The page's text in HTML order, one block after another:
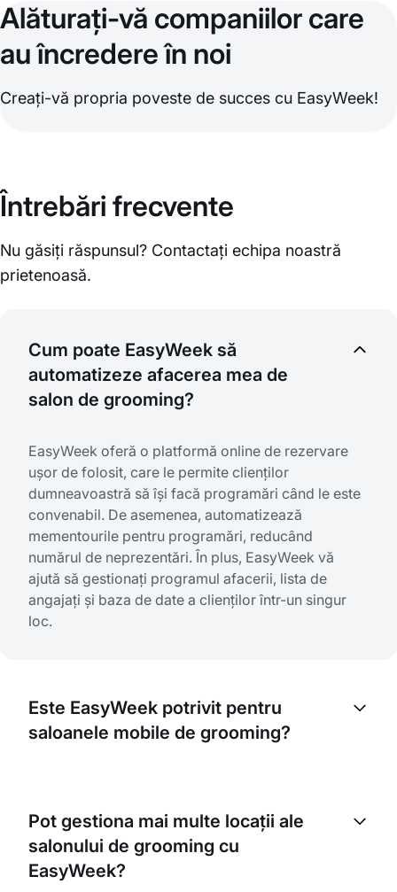
Alăturați-vă companiilor care
au încredere în noi
Creați-vă propria poveste de succes cu EasyWeek!
Întrebări frecvente
Nu găsiți răspunsul? Contactați echipa noastră
prietenoasă.
Cum poate EasyWeek să
automatizeze afacerea mea de
salon de grooming?
EasyWeek oferă o platformă online de rezervare
ușor de folosit, care le permite clienților
dumneavoastră să își facă programări când le este
convenabil. De asemenea, automatizează
mementourile pentru programări, reducând
numărul de neprezentări. În plus, EasyWeek vă
ajută să gestionați programul afacerii, lista de
angajați și baza de date a clienților într-un singur
loc.
Este EasyWeek potrivit pentru
saloanele mobile de grooming?
zona de deservire și să vă gestionați programările
în consecință. Clienții pot face programări în funcție
de disponibilitatea și locația dumneavoastră.
Pot gestiona mai multe locații ale
salonului de grooming cu
EasyWeek?